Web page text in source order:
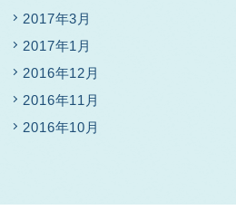
2017年3月
2017年1月
2016年12月
2016年11月
2016年10月